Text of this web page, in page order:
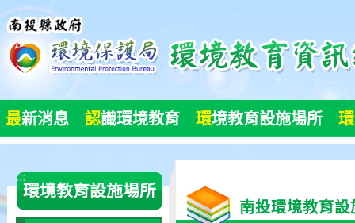
跳
到
主
要
區
塊
最新消息 認識環境教育 環境教育設施場所 環
:::
環境教育設施場所
南投環境教育設